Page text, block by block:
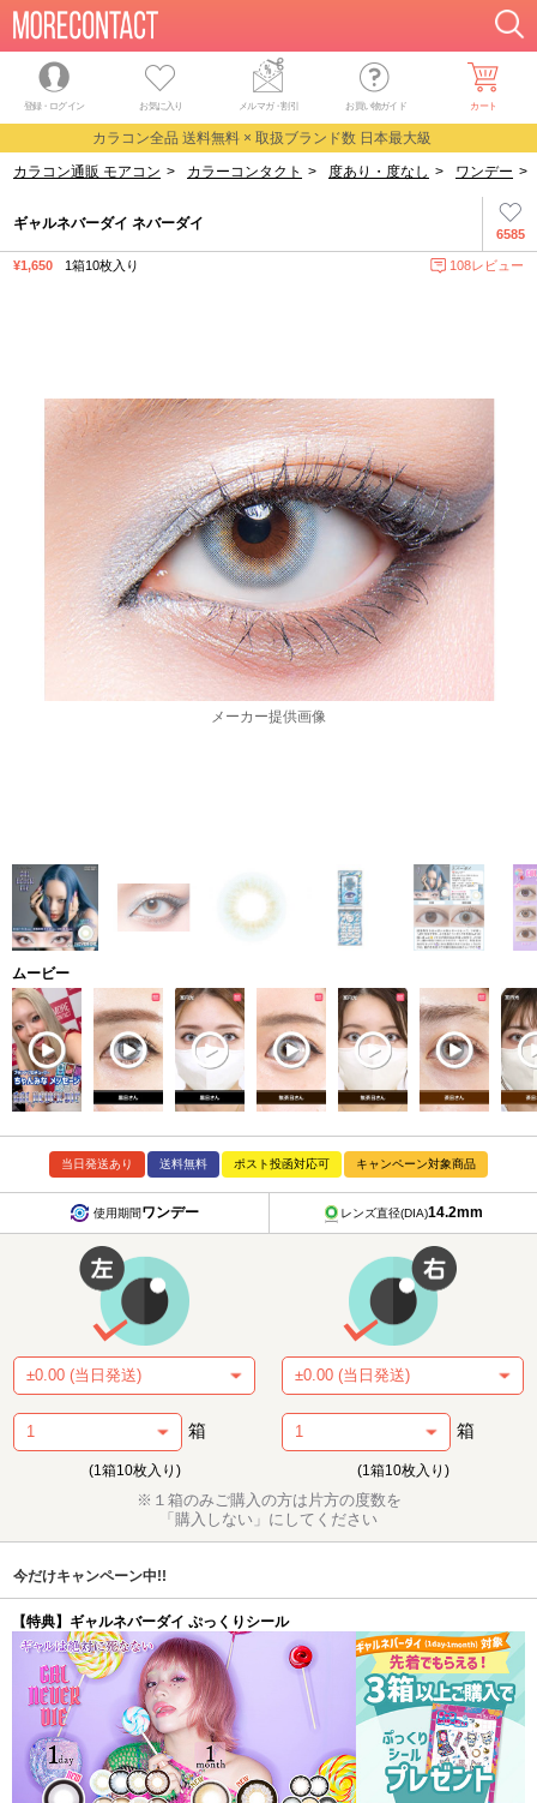
登録・ログイン お気に入り メルマガ・割引 お買い物ガイド カート
カラコン全品 送料無料 × 取扱ブランド数 日本最大級
カラコン通販 モアコン > カラーコンタクト > 度あり・度なし > ワンデー >
6585
ギャルネバーダイ ネバーダイ
¥1,650 1箱10枚入り 108レビュー
ムービー
当日発送あり 送料無料 ポスト投函対応可 キャンペーン対象商品
使用期間ワンデー レンズ直径(DIA)14.2mm
箱
(1箱10枚入り)
箱
(1箱10枚入り)
※１箱のみご購入の方は片方の度数を
「購入しない」にしてください
今だけキャンペーン中!!
【特典】ギャルネバーダイ ぷっくりシール